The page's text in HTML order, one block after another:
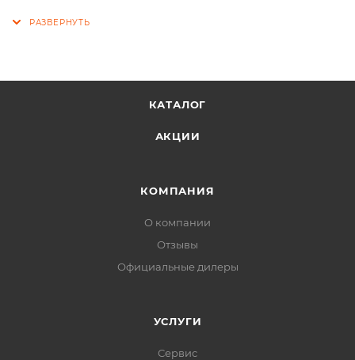
КАТАЛОГ
АКЦИИ
КОМПАНИЯ
О компании
Отзывы
Официальные дилеры
УСЛУГИ
Сервис